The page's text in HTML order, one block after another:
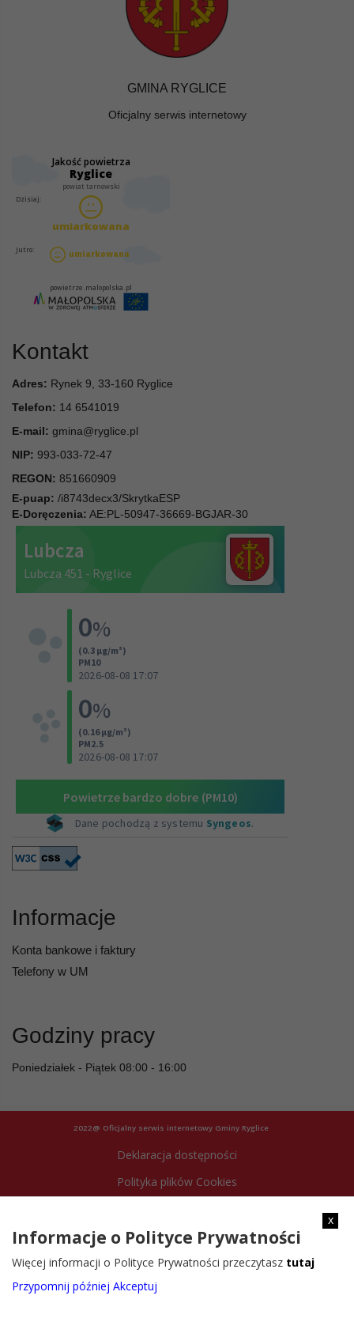
GMINA RYGLICE
Oficjalny serwis internetowy
Kontakt
Adres: Rynek 9, 33-160 Ryglice
Telefon: 14 6541019
E-mail: gmina@ryglice.pl
NIP: 993-033-72-47
REGON: 851660909
E-puap: /i8743decx3/SkrytkaESP
E-Doręczenia: AE:PL-50947-36669-BGJAR-30
Informacje
Konta bankowe i faktury
Telefony w UM
Godziny pracy
Poniedziałek - Piątek 08:00 - 16:00
2022@ Oficjalny serwis internetowy Gminy Ryglice
Deklaracja dostępności
Polityka plików Cookies
x
Informacje o Polityce Prywatności
Więcej informacji o Polityce Prywatności przeczytasz tutaj
Przypomnij później Akceptuj